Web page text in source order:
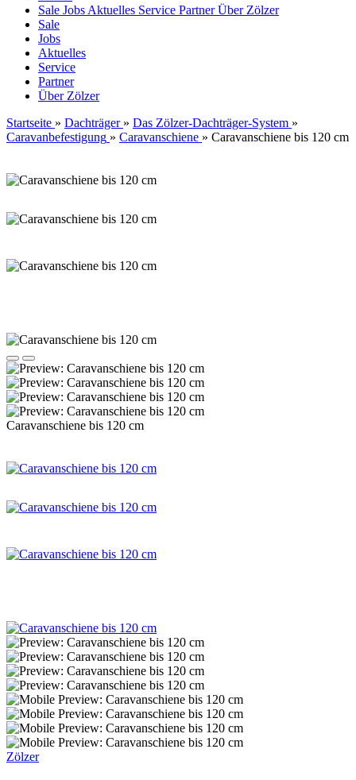
Sale Jobs Aktuelles Service PartnerÜber Zölzer
Sale
Jobs
Aktuelles
Service
Partner
Über Zölzer
Startseite » Dachträger » Das Zölzer-Dachträger-System »
Caravanbefestigung » Caravanschiene » Caravanschiene bis 120 cm
Caravanschiene bis 120 cm
Zölzer